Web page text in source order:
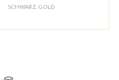
SCHWARZ, GOLD